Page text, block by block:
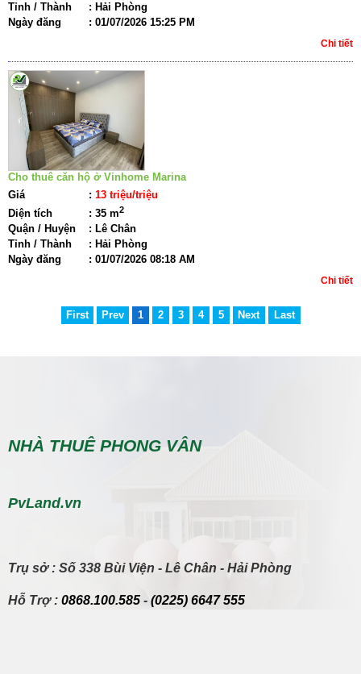
Tỉnh / Thành
: Hải Phòng
Ngày đăng
: 01/07/2026 15:25 PM
Chi tiết
Cho thuê căn hộ ở Vinhome Marina
Giá
: 13 triệu/triệu
Diện tích
: 35 m2
Quận / Huyện : Lê Chân
Tỉnh / Thành
: Hải Phòng
Ngày đăng
: 01/07/2026 08:18 AM
Chi tiết
First Prev 1 2 3 4 5 Next Last
NHÀ THUÊ PHONG VÂN
PvLand.vn
Trụ sở: Số 338 Bùi Viện - Lê Chân - Hải Phòng
Hỗ Trợ: 0868.100.585 - (0225) 6647 555